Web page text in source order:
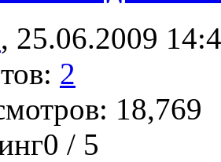
, 25.06.2009
2
18,769
/ 5